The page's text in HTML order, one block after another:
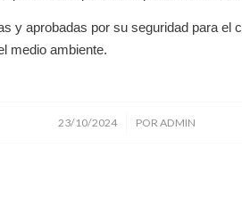
y aprobadas por su seguridad para el
medio ambiente.
23/10/2024
/ PORADMIN